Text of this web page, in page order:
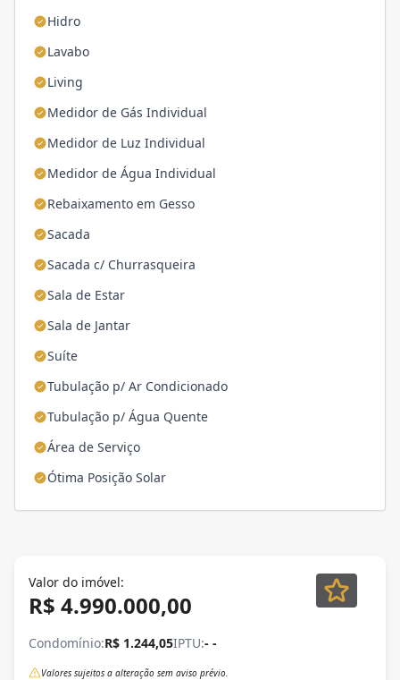
Hidro
Lavabo
Living
Medidor de Gás Individual
Medidor de Luz Individual
Medidor de Água Individual
Rebaixamento em Gesso
Sacada
Sacada c/ Churrasqueira
Sala de Estar
Sala de Jantar
Suíte
Tubulação p/ Ar Condicionado
Tubulação p/ Água Quente
Área de Serviço
Ótima Posição Solar
Valor do imóvel:
R$ 4.990.000,00
Condomínio:R$ 1.244,05IPTU:- -
Valores sujeitos a alteração sem aviso prévio.